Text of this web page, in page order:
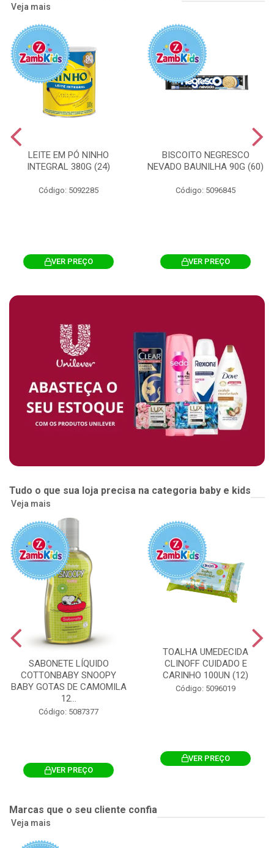
Veja mais
LEITE EM PÓ NINHO
INTEGRAL 380G (24)
Código: 5092285
VER PREÇO
BISCOITO NEGRESCO
NEVADO BAUNILHA 90G (60)
Código: 5096845
VER PREÇO
Tudo o que sua loja precisa na categoria baby e kids
Veja mais
SABONETE LÍQUIDO
COTTONBABY SNOOPY
BABY GOTAS DE CAMOMILA
12...
Código: 5087377
VER PREÇO
TOALHA UMEDECIDA
CLINOFF CUIDADO E
CARINHO 100UN (12)
Código: 5096019
VER PREÇO
Marcas que o seu cliente confia
Veja mais